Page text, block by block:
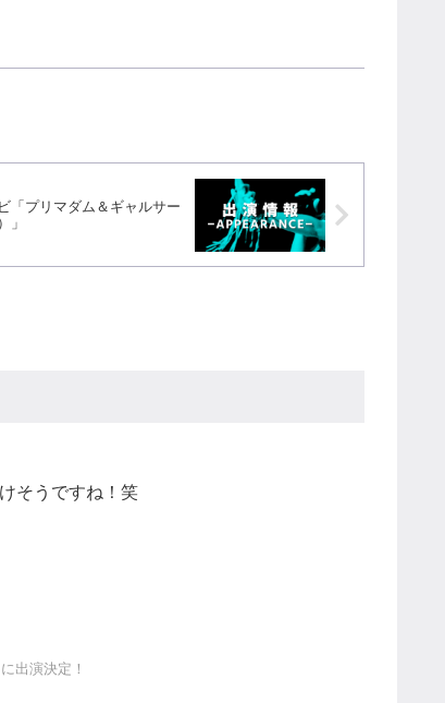
「プリマダム＆ギャルサー
」
そうですね！笑
出演決定！